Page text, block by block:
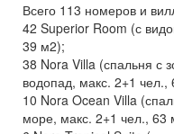
Всего 113 номеров и
42 Superior Room (с
39 м2);
38 Nora Villa (спальня с
водопад, макс. 2+1 чел.,
10 Nora Ocean Villa
море, макс. 2+1 чел., 63